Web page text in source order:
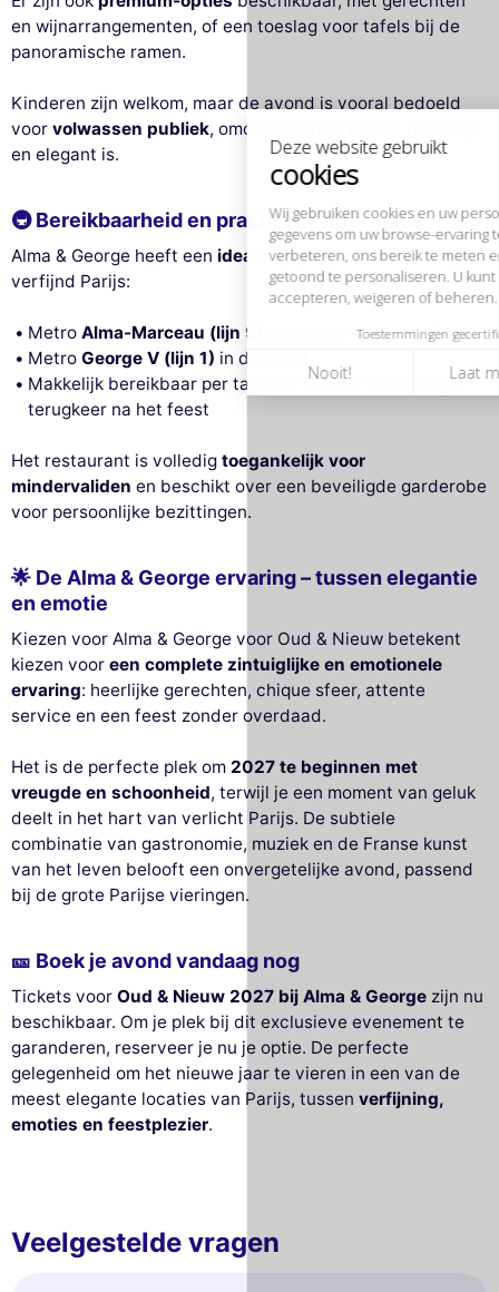
cookies
verbeteren, ons bereik te meten en de advertenties die u worden
getoond te personaliseren. U kunt uw voorkeuren op elk moment
accepteren, weigeren of beheren.
Toestemmingen gecertificeerd door
Nooit! Laat me zien Dit is ok voor mik
en wijnarrangementen, of een toeslag voor tafels bij de
panoramische ramen.
Kinderen zijn welkom, maar de avond is vooral bedoeld
voor volwassen publiek, omdat de sfeer beslist feestelijk
en elegant is.
🚇 Bereikbaarheid en praktische informatie
Alma & George heeft een ideale ligging, in het hart van
verfijnd Parijs:
MetroAlma-Marceau (lijn 9)
op enkele stappen afstand
MetroGeorge V (lijn 1) in de buurt
Makkelijk bereikbaar per taxi of VTC voor een rustige
terugkeer na het feest
Het restaurant is volledig toegankelijk voor
mindervaliden en beschikt over een beveiligde garderobe
voor persoonlijke bezittingen.
🌟 De Alma & George ervaring – tussen elegantie
en emotie
Kiezen voor Alma & George voor Oud & Nieuw betekent
kiezen voor een complete zintuiglijke en emotionele
ervaring: heerlijke gerechten, chique sfeer, attente
service en een feest zonder overdaad.
Het is de perfecte plek om 2027 te beginnen met
vreugde en schoonheid, terwijl je een moment van geluk
deelt in het hart van verlicht Parijs. De subtiele
combinatie van gastronomie, muziek en de Franse kunst
van het leven belooft een onvergetelijke avond, passend
bij de grote Parijse vieringen.
🎫 Boek je avond vandaag nog
Tickets voor Oud & Nieuw 2027 bij Alma & George zijn nu
beschikbaar. Om je plek bij dit exclusieve evenement te
garanderen, reserveer je nu je optie. De perfecte
gelegenheid om het nieuwe jaar te vieren in een van de
meest elegante locaties van Parijs, tussen verfijning,
emoties en feestplezier.
Veelgestelde vragen